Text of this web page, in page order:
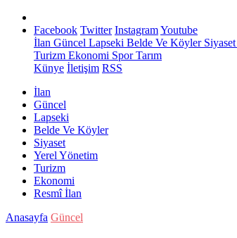
Facebook Twitter InstagramYoutube
İlan Güncel Lapseki Belde Ve KöylerSiyaset
Turizm Ekonomi SporTarım
Künye İletişim RSS
İlan
Güncel
Lapseki
Belde Ve Köyler
Siyaset
Yerel Yönetim
Turizm
Ekonomi
Resmî İlan
Anasayfa Güncel